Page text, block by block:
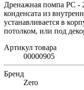
Дренажная помпа PC -
конденсата из
устанавливается в
потолком, или под
Артикул товара
00000905
Бренд
Zero